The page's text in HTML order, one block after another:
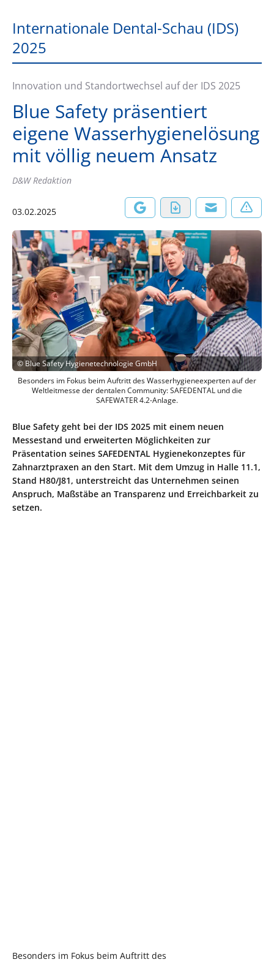
Internationale Dental-Schau (IDS)
2025
Innovation und Standortwechsel auf der IDS 2025
Blue Safety präsentiert
eigene Wasserhygienelösung
mit völlig neuem Ansatz
D&W Redaktion
03.02.2025
©Blue Safety Hygienetechnologie GmbH
Besonders im Fokus beim Auftritt des Wasserhygieneexperten auf der
Weltleitmesse der dentalen Community: SAFEDENTAL und die
SAFEWATER 4.2-Anlage.
Blue Safety geht bei der IDS 2025 mit einem neuen
Messestand und erweiterten Möglichkeiten zur
Präsentation seines SAFEDENTAL Hygienekonzeptes für
Zahnarztpraxen an den Start. Mit dem Umzug in Halle 11.1,
Stand H80/J81, unterstreicht das Unternehmen seinen
Anspruch, Maßstäbe an Transparenz und Erreichbarkeit zu
setzen.
Besonders im Fokus beim Auftritt des